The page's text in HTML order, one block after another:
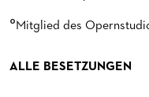
°Mitglied des
ALLE BESETZUNGEN